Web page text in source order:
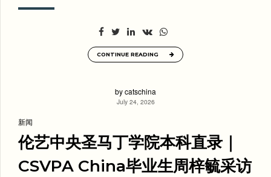
CONTINUE READING
by catschina
July 24, 2026
新闻
伦艺中央圣马丁学院本科直录｜
CSVPA China毕业生周梓毓采访